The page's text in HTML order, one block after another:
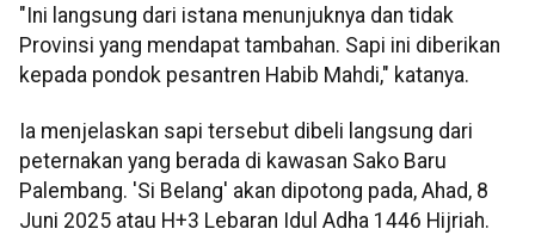
"Ini langsung dari istana menunjuknya dan tidak
Provinsi yang mendapat tambahan. Sapi ini diberikan
kepada pondok pesantren Habib Mahdi," katanya.
Ia menjelaskan sapi tersebut dibeli langsung dari
peternakan yang berada di kawasan Sako Baru
Palembang. 'Si Belang' akan dipotong pada, Ahad, 8
Juni 2025 atau H+3 Lebaran Idul Adha 1446 Hijriah.